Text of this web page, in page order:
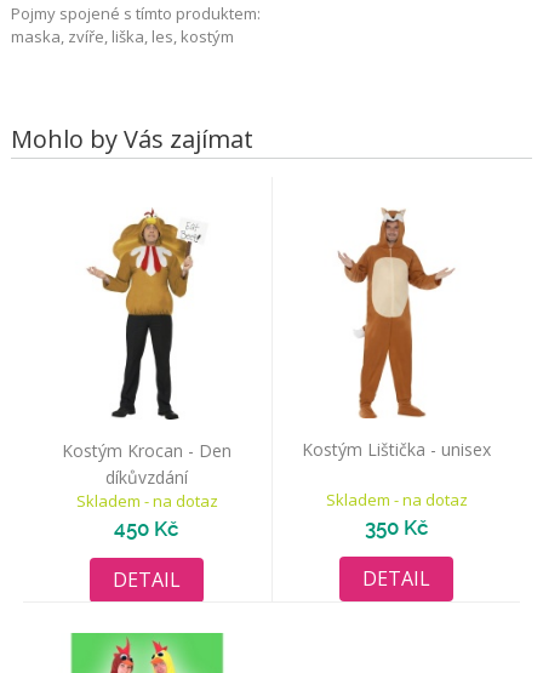
Pojmy spojené s tímto produktem:
maska, zvíře, liška, les, kostým
Mohlo by Vás zajímat
Kostým Krocan - Den
díkůvzdání
Skladem - na dotaz
450 Kč
DETAIL
Kostým Lištička - unisex
Skladem - na dotaz
350 Kč
DETAIL